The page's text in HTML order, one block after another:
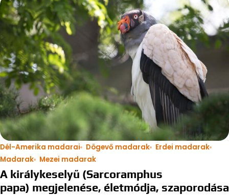
Dél-Amerika madarai Dögevő madarak
Erdei madarak
Madarak
Mezei madarak
A királykeselyű (Sarcoramphus
papa) megjelenése, életmódja, szaporodása